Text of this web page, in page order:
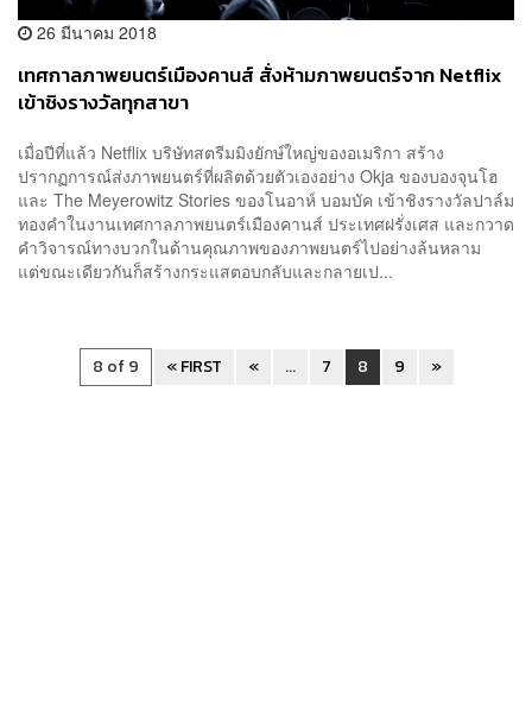
26 มีนาคม 2018
เทศกาลภาพยนตร์เมืองคานส์ สั่งห้ามภาพยนตร์จาก Netflix
เข้าชิงรางวัลทุกสาขา
เมื่อปีที่แล้ว Netflix บริษัทสตรีมมิงยักษ์ใหญ่ของอเมริกา สร้าง
ปรากฏการณ์ส่งภาพยนตร์ที่ผลิตด้วยตัวเองอย่าง Okja ของบองจุนโฮ
และ The Meyerowitz Stories ของโนอาห์ บอมบัค เข้าชิงรางวัลปาล์ม
ทองคำในงานเทศกาลภาพยนตร์เมืองคานส์ ประเทศฝรั่งเศส และกวาด
คำวิจารณ์ทางบวกในด้านคุณภาพของภาพยนตร์ไปอย่างล้นหลาม
แต่ขณะเดียวกันก็สร้างกระแสตอบกลับและกลายเป...
8 of 9 « FIRST « ... 7 8 9 »